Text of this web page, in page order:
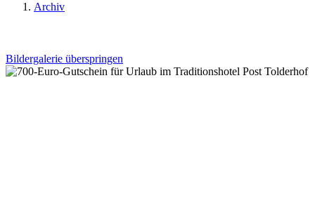
Archiv
Bildergalerie überspringen